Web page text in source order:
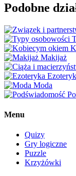
Podobne
Makijaż
Moda
Menu
Quizy
Gry logiczne
Puzzle
Krzyżówki